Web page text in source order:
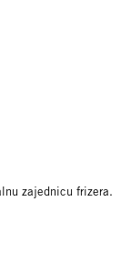
zajednicu frizera.